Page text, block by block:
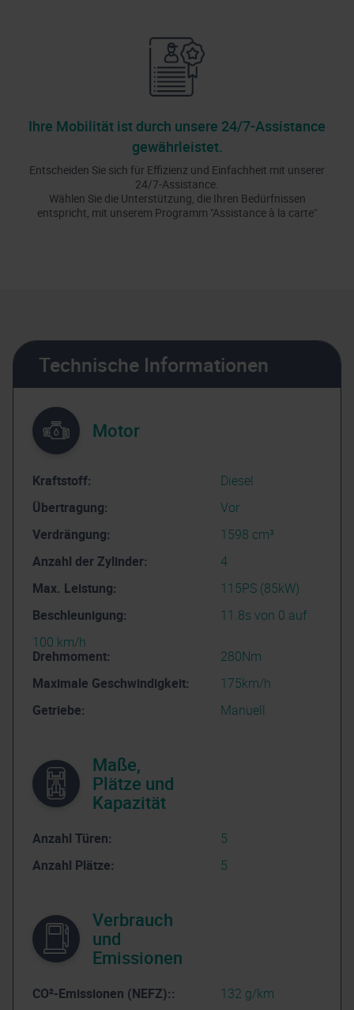
Ihre Mobilität ist durch unsere 24/7-Assistance
gewährleistet.
Entscheiden Sie sich für Effizienz und Einfachheit mit unserer
24/7-Assistance.
Wählen Sie die Unterstützung, die Ihren Bedürfnissen
entspricht, mit unserem Programm "Assistance à la carte"
Technische Informationen
Motor
Kraftstoff:
Diesel
Übertragung:
Vor
Verdrängung:
1598 cm³
Anzahl der Zylinder:
4
Max. Leistung:
115PS (85kW)
Beschleunigung:
11.8s von 0 auf
100 km/h
Drehmoment:
280Nm
Maximale Geschwindigkeit:
175km/h
Getriebe:
Manuell
Maße,
Plätze und
Kapazität
Anzahl Türen:
5
Anzahl Plätze:
5
Verbrauch
und
Emissionen
CO²-Emissionen (NEFZ)::
132 g/km